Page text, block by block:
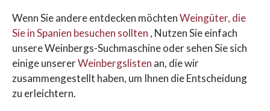
Wenn Sie andere entdecken möchtenWeingüter, die
Sie in Spanien besuchen sollten , Nutzen Sie einfach
unsere Weinbergs-Suchmaschine oder sehen Sie sich
einige unsererWeinbergslisten an, die wir
zusammengestellt haben, um Ihnen die Entscheidung
zu erleichtern.